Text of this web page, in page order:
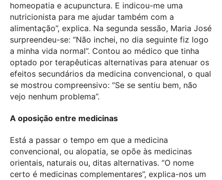
homeopatia e acupunctura. E indicou-me uma
nutricionista para me ajudar também com a
alimentação”, explica. Na segunda sessão, Maria José
surpreendeu-se: “Não inchei, no dia seguinte fiz logo
a minha vida normal”. Contou ao médico que tinha
optado por terapêuticas alternativas para atenuar os
efeitos secundários da medicina convencional, o qual
se mostrou compreensivo: “Se se sentiu bem, não
vejo nenhum problema”.
A oposição entre medicinas
Está a passar o tempo em que a medicina
convencional, ou alopatia, se opõe às medicinas
orientais, naturais ou, ditas alternativas. “O nome
certo é medicinas complementares”, explica-nos um